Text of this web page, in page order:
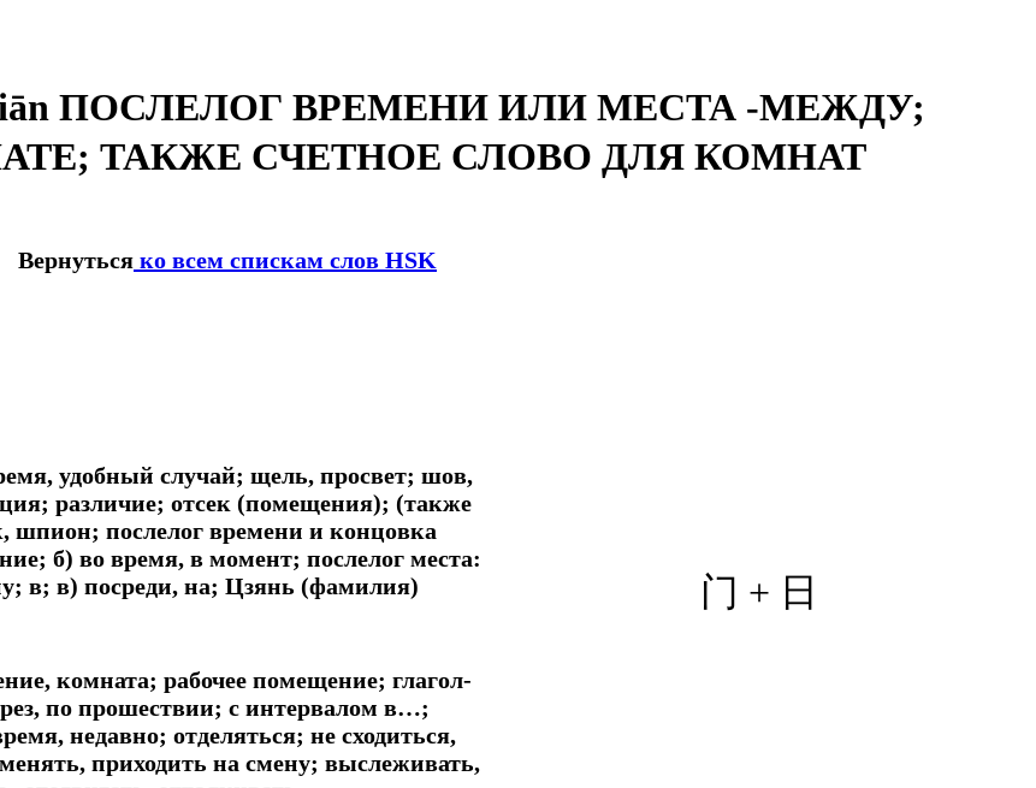
ПОСЛЕЛОГ ВРЕМЕНИ ИЛИ МЕСТА -МЕЖДУ;
ТАКЖЕ СЧЕТНОЕ СЛОВО ДЛЯ КОМНАТ
Вернуться ко всем спискам слов HSK
удобный случай; щель, просвет; шов,
различие; отсек (помещения); (также
шпион; послелог времени и концовка
б) во время, в момент; послелог места:
в; в) посреди, на; Цзянь (фамилия)
комната; рабочее помещение; глагол-
по прошествии; с интервалом в…;
недавно; отделяться; не сходиться,
приходить на смену; выслеживать,
门 + 日